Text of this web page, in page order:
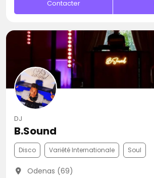
Contacter
DJ
B.Sound
Disco Variété Internationale Soul
Odenas (69)